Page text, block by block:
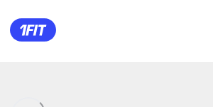
Сообщество 1Fit · 1Fit